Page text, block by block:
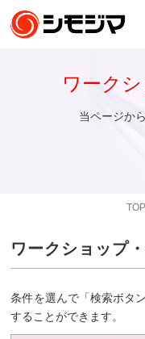
TOP
ワーク
当ページか
ワークショップ
条件を選んで「検索ボタ
することができます。